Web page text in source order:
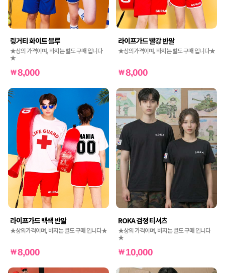
링거티 화이트 블루
★상의 가격이며, 바지는 별도 구매 입니다
★
8,000
라이프가드 빨강 반팔
★상의가격이며, 바지는 별도 구매 입니다★
8,000
라이프가드 백색 반팔
★상의가격이며, 바지는 별도 구매 입니다★
8,000
ROKA 검정 티셔츠
★상의 가격이며, 바지는 별도 구매 입니다
★
10,000